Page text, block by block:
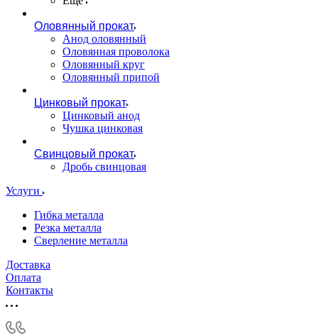
Оловянный прокат
Анод оловянный
Оловянная проволока
Оловянный круг
Оловянный припой
Цинковый прокат
Цинковый анод
Чушка цинковая
Свинцовый прокат
Дробь свинцовая
Услуги
Гибка металла
Резка металла
Сверление металла
Доставка
Оплата
Контакты